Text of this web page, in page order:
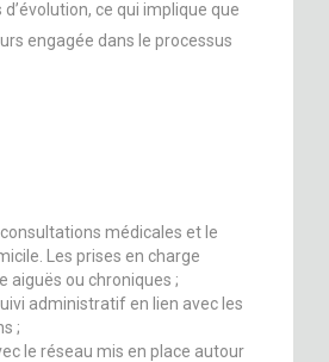
ce qui implique que
engagée dans le processus
médicales et le
Les prises en charge
aiguës ou chroniques ;
administratif en lien avec les
;
le réseau mis en place autour